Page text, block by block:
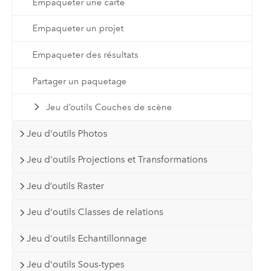
Empaqueter une carte
Empaqueter un projet
Empaqueter des résultats
Partager un paquetage
Jeu d’outils Couches de scène
Jeu d'outils Photos
Jeu d'outils Projections et Transformations
Jeu d’outils Raster
Jeu d'outils Classes de relations
Jeu d'outils Echantillonnage
Jeu d'outils Sous-types